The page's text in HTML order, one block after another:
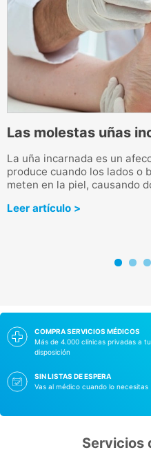
Las molestas uñas
La uña incarnada es un
produce cuando los lados o
meten en la piel, causando
Leer artículo >
COMPRA SERVICIOS MÉDICOS
Más de 4.000 clínicas privadas a tu
disposición
SIN LISTAS DE ESPERA
Vas al médico cuando lo necesitas
Servicios